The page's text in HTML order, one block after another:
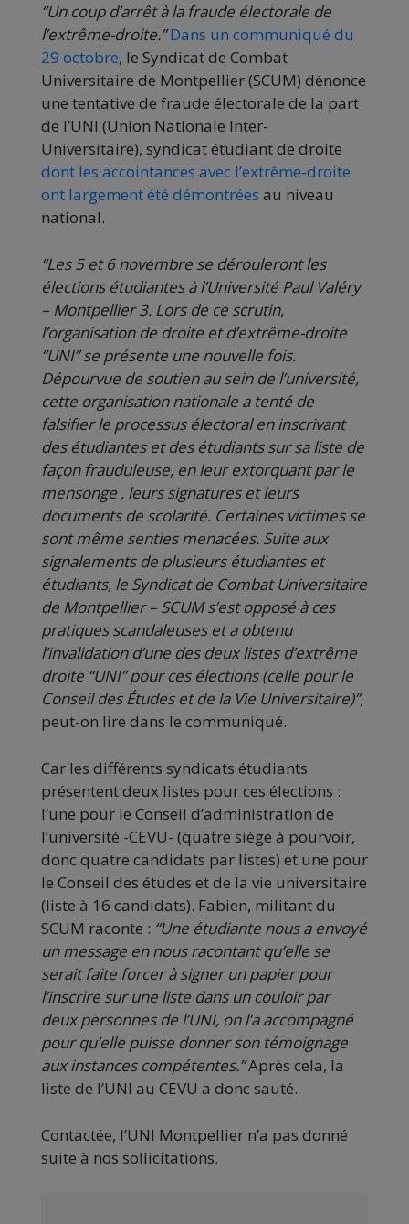
“Un coup d’arrêt à la fraude électorale de
l’extrême-droite.”Dans un communiqué du
29 octobre, le Syndicat de Combat
Universitaire de Montpellier (SCUM) dénonce
une tentative de fraude électorale de la part
de l’UNI (Union Nationale Inter-
Universitaire), syndicat étudiant de droite
dont les accointances avec l’extrême-droite
ont largement été démontrées au niveau
national.
“Les 5 et 6 novembre se dérouleront les
élections étudiantes à l’Université Paul Valéry
– Montpellier 3. Lors de ce scrutin,
l’organisation de droite et d’extrême-droite
“UNI” se présente une nouvelle fois.
Dépourvue de soutien au sein de l’université,
cette organisation nationale a tenté de
falsifier le processus électoral en inscrivant
des étudiantes et des étudiants sur sa liste de
façon frauduleuse, en leur extorquant par le
mensonge , leurs signatures et leurs
documents de scolarité. Certaines victimes se
sont même senties menacées. Suite aux
signalements de plusieurs étudiantes et
étudiants, le Syndicat de Combat Universitaire
de Montpellier – SCUM s’est opposé à ces
pratiques scandaleuses et a obtenu
l’invalidation d’une des deux listes d’extrême
droite “UNI” pour ces élections (celle pour le
Conseil des Études et de la Vie Universitaire)”,
peut-on lire dans le communiqué.
Car les différents syndicats étudiants
présentent deux listes pour ces élections :
l’une pour le Conseil d’administration de
l’université -CEVU- (quatre siège à pourvoir,
donc quatre candidats par listes) et une pour
le Conseil des études et de la vie universitaire
(liste à 16 candidats). Fabien, militant du
SCUM raconte : “Une étudiante nous a envoyé
un message en nous racontant qu’elle se
serait faite forcer à signer un papier pour
l’inscrire sur une liste dans un couloir par
deux personnes de l’UNI, on l’a accompagné
pour qu’elle puisse donner son témoignage
aux instances compétentes.”Après cela, la
liste de l’UNI au CEVU a donc sauté.
Contactée, l’UNI Montpellier n’a pas donné
suite à nos sollicitations.